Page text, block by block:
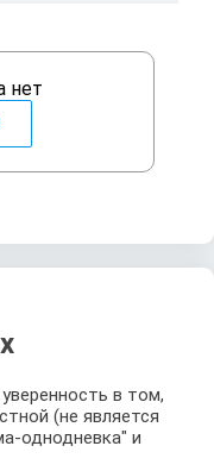
нет
в том,
(не является
однодневка" и